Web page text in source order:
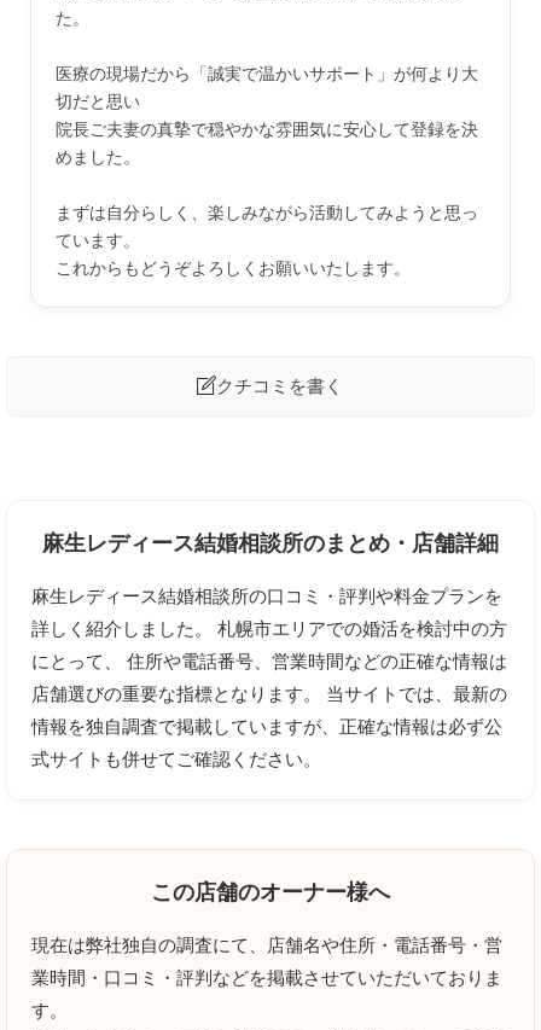
た。
医療の現場だから「誠実で温かいサポート」が何より大
切だと思い
院長ご夫妻の真摯で穏やかな雰囲気に安心して登録を決
めました。
まずは自分らしく、楽しみながら活動してみようと思っ
ています。
これからもどうぞよろしくお願いいたします。
クチコミを書く
表示された文字を入力してください。
クチコミのタイトル 必須
クチコミ内容
麻生レディース結婚相談所のまとめ・店舗詳細
麻生レディース結婚相談所の口コミ・評判や料金プランを
詳しく紹介しました。 札幌市エリアでの婚活を検討中の方
にとって、 住所や電話番号、営業時間などの正確な情報は
店舗選びの重要な指標となります。 当サイトでは、最新の
情報を独自調査で掲載していますが、正確な情報は必ず公
式サイトも併せてご確認ください。
この店舗のオーナー様へ
現在は弊社独自の調査にて、店舗名や住所・電話番号・営
業時間・口コミ・評判などを掲載させていただいておりま
す。